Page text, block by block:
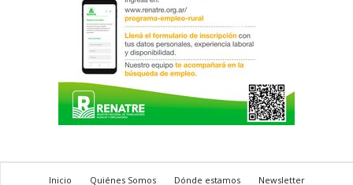
Inicio Quiénes Somos Dónde estamos Newsletter